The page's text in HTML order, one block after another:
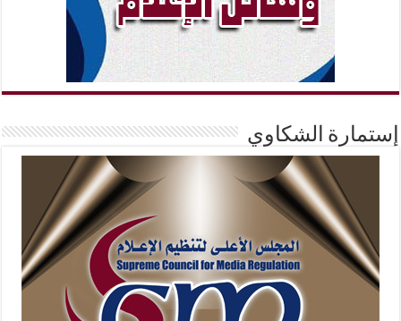
إستمارة الشكاوي